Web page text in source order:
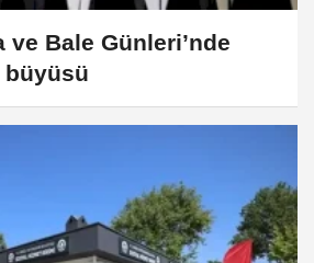
ve Bale Günleri’nde
büyüsü